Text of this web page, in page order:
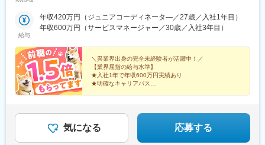
駅、横川駅、的場町駅、高松駅(香川県)、西鉄福岡駅、祇園駅(福
岡県)、平和通駅、黒崎駅前駅、長崎駅前駅、通町筋駅、新水前寺
条駅、仙台駅、仙台駅(地下鉄)、川越市駅、新千葉駅、栄町駅(千
葉県)、京成八幡駅、末広町駅(東京都)、府中競馬正門前駅、馬車
道駅、梶が谷駅、反町駅、電鉄富山駅・エスタ前駅、北松本駅、
日吉町駅、第一通り駅、太閤通駅、車道駅、四日市駅、びわ湖浜
大津駅、大宮駅(京都府)、清水五条駅、西大路三条駅、桃山駅、阿
阪府)、長堀橋駅、西川緑道公園駅、横川駅(広島県)、猿猴橋町
駅、片原町駅(香川県)、市役所前駅(愛媛県)、中洲川端駅、天神南
駅、西黒崎駅、旦過駅、長崎駅(長崎県)、九品寺交差点駅、国府駅
ス】◇地元採用・転勤なし可■東北／北海道、青森、岩手、宮城、
山形、福島■関東甲信越／茨城、栃木、群馬、埼玉、千葉、東京、
■関西／滋賀、京都、大阪、兵庫、奈良、和歌山■中国・四国／岡
山、広島、山口、徳島、香川、愛媛、高知■九州／福岡、佐賀、長
崎、熊本、大分、宮崎、鹿児島、沖縄☆江戸川・川崎・湘南・川
越・香川・徳島・青森・多摩川にて新規オープン★別事業へのキ
ャリアチェンジによる昇格可能☆ページ下部「勤務地の一例」も
ご参照ください【2／全国マネージャーコース】◆全国募集／引越
在地はHP参照⇒養成期間後の勤務地は現在お住まいの地域又はジ
ェネラルマネージャーと相談の上決定◆引越し手当支給・家賃無
料の借り上げ社宅提供☆早期キャリアアップしたい方に最適なポ
給与
年収420万円（ジュニアコーディネータ―／27歳／入社1年目）
年収600万円（サービスマネージャー／30歳／入社3年目）
＼異業界出身の完全未経験者が活躍中！／
【業界屈指の給与水準】
★入社1年で年収600万円実績あり
★明確なキャリアパス
気になる 応募する